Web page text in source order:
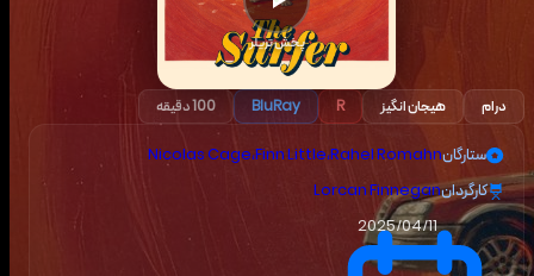
پخش تریلر
درام هیجان انگیز R
BluRay 100 دقیقه
ستارگان Nicolas Cage،Finn Little،Rahel Romahn
کارگردانLorcan Finnegan
2025/04/11